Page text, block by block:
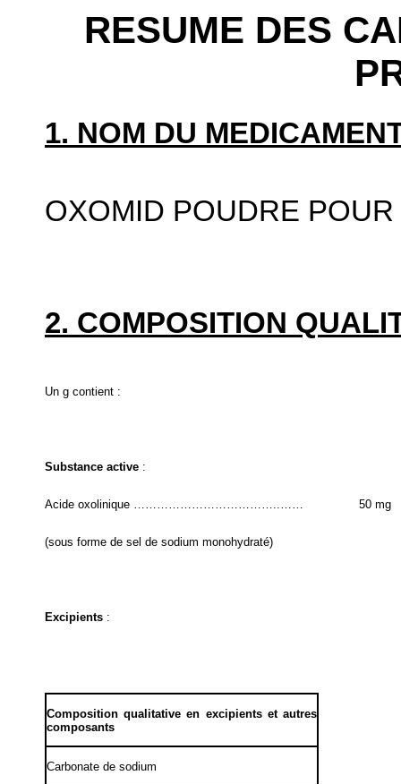
RESUME DES
1. NOM DU
OXOMID POUDRE
2. COMPOSITION
Un g contient :
Substance active :
Acide oxolinique ………………………………..…… 50 mg
(sous forme de sel de sodium monohydraté)
Excipients :
Composition qualitative en excipients et autres
composants
Carbonate de sodium